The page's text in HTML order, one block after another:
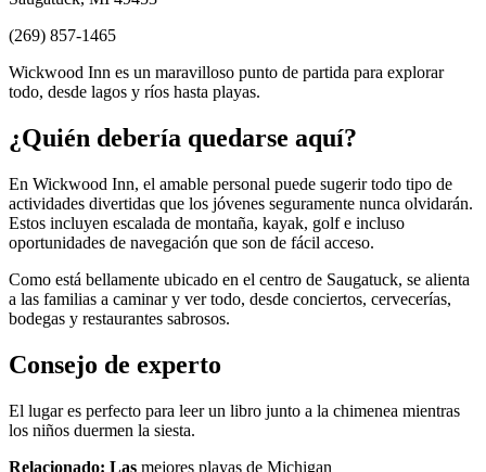
(269) 857-1465
Wickwood Inn es un maravilloso punto de partida para explorar
todo, desde lagos y ríos hasta playas.
¿Quién debería quedarse aquí?
En Wickwood Inn, el amable personal puede sugerir todo tipo de
actividades divertidas que los jóvenes seguramente nunca olvidarán.
Estos incluyen escalada de montaña, kayak, golf e incluso
oportunidades de navegación que son de fácil acceso.
Como está bellamente ubicado en el centro de Saugatuck, se alienta
a las familias a caminar y ver todo, desde conciertos, cervecerías,
bodegas y restaurantes sabrosos.
Consejo de experto
El lugar es perfecto para leer un libro junto a la chimenea mientras
los niños duermen la siesta.
Relacionado: Las mejores playas de Michigan